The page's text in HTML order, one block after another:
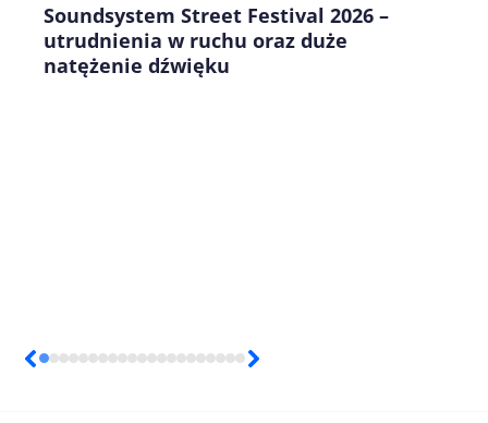
Soundsystem Street Festival 2026 –
utrudnienia w ruchu oraz duże
natężenie dźwięku